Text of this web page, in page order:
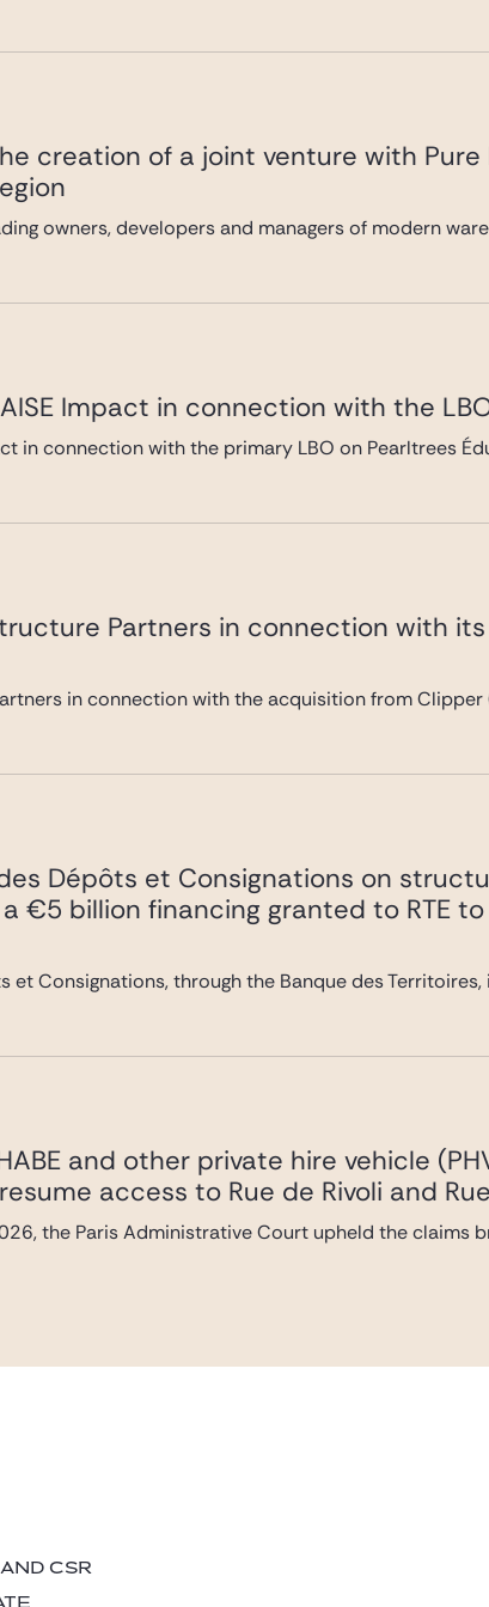
creation of a joint venture with
owners, developers and managers of modern
Impact in connection with the
in connection with the primary LBO on Pearltrees
Partners in connection with
in connection with the acquisition from Clipper
Dépôts et Consignations on
€5 billion financing granted to RTE
et Consignations, through the Banque des
and other private hire vehicle
access to Rue de Rivoli and
the Paris Administrative Court upheld the claims
CSR